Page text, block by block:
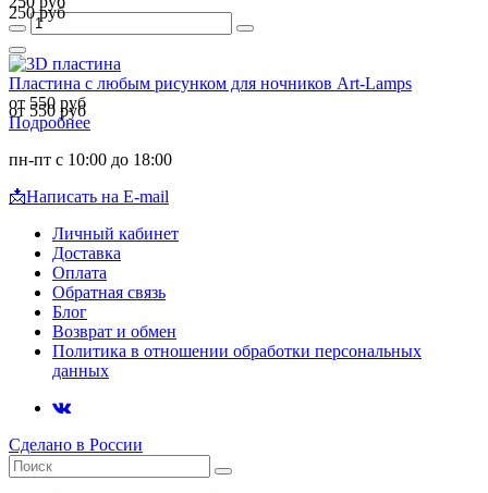
250 руб
Пластина с любым рисунком для ночников Art-Lamps
от 550 руб
от 550 руб
Подробнее
пн-пт с 10:00 до 18:00
📩Написать на E-mail
Личный кабинет
Доставка
Оплата
Обратная связь
Блог
Возврат и обмен
Политика в отношении обработки персональных
данных
Сделано в России